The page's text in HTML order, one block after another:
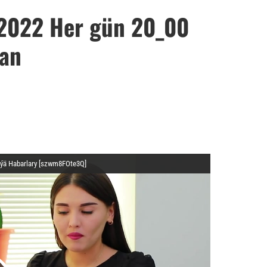
Her gün 20_00
Habarlary [szwm8FOte3Q]